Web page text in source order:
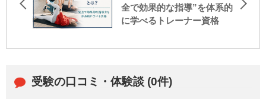
全で効果的な指導”を体系的
に学べるトレーナー資格
受験の口コミ・体験談 (0件)